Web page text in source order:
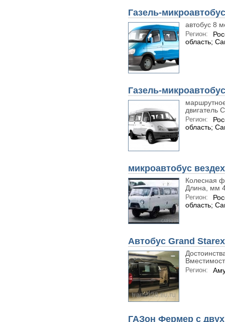
Газель-
автобус 8
Регион:
область;
Газель-
двигатель
Регион:
область;
микроавтобус
Колесная
Длина, мм
Регион:
область;
Автобус Grand Starex
Регион:
ГАЗон Фермер с